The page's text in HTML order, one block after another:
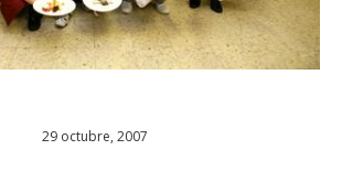
29 octubre, 2007